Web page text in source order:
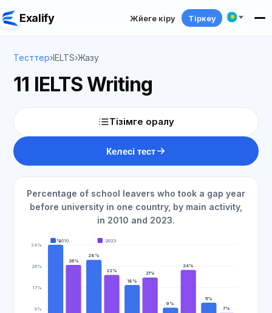
Exalify Жүйеге кіру Тіркеу
Тесттер›IELTS›Жазу
11 IELTS Writing
Тізімге оралу
Келесі тест
Percentage of school leavers who took a gap year
before university in one country, by main activity,
in 2010 and 2023.
34%
26%
17%
9%
34%
26%
28%
22%
18%
21%
9%
24%
11%
7%
2010 2023